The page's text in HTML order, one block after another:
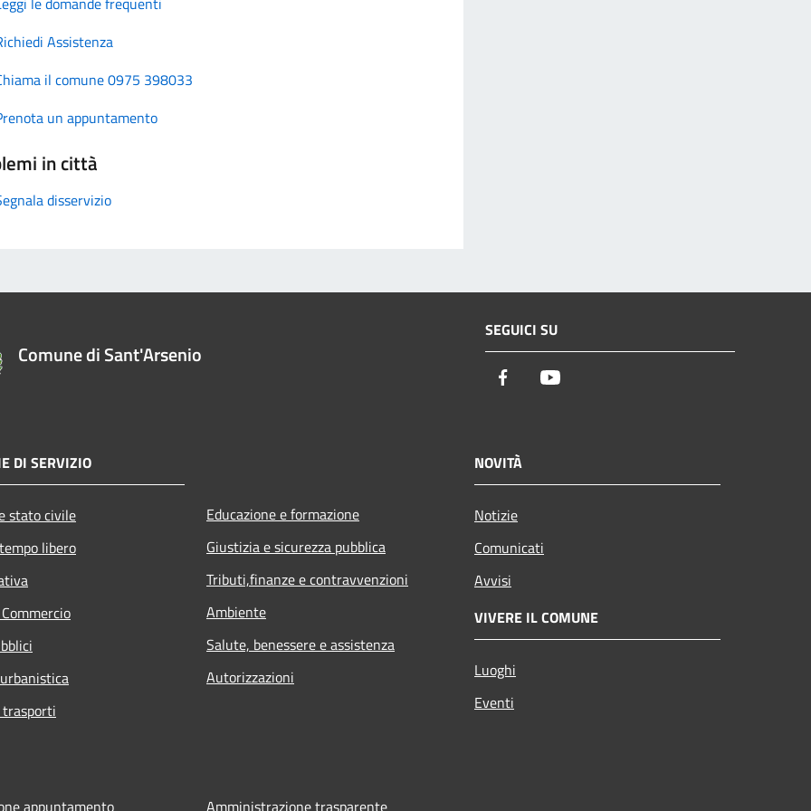
Assistenza
il comune 0975 398033
un appuntamento
in città
disservizio
Comune di Sant'Arsenio
SEGUICI SU
Facebook
DI SERVIZIO
stato civile
libero
Educazione e formazione
Giustizia e sicurezza pubblica
Tributi,finanze e contravvenzioni
Ambiente
Salute, benessere e assistenza
Autorizzazioni
NOVITÀ
Notizie
Comunicati
Avvisi
VIVERE IL COMUNE
Luoghi
Eventi
appuntamento Amministrazione trasparente